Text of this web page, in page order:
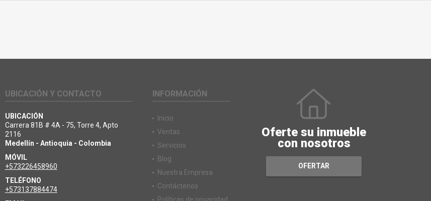
UBICACIÓN Y CONTACTO
UBICACIÓN
Carrera 81B # 4A - 75, Torre 4, Apto
2116
Medellín - Antioquia - Colombia
MÓVIL
+573226458960
TELÉFONO
+573137884474
INFORMACIÓN
Inicio
Ventas
Servicios
Blog
Nuestra Empresa
Contáctenos
Oferte su inmueble
con nosotros
OFERTAR